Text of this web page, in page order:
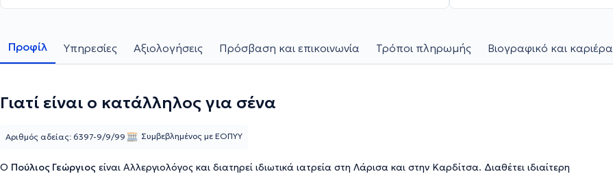
Προφίλ Υπηρεσίες Αξιολογήσεις Πρόσβαση και επικοινωνία Τρόποι πληρωμής Βιογραφικό και καριέρα
Γιατί είναι ο κατάλληλος για σένα
Ο Πούλιος Γεώργιος είναι Αλλεργιολόγος και διατηρεί ιδιωτικά ιατρεία στη Λάρισα και στην Καρδίτσα. Διαθέτει ιδιαίτερη
Αριθμός αδείας: 6397-9/9/99 Συμβεβλημένος με ΕΟΠΥΥ